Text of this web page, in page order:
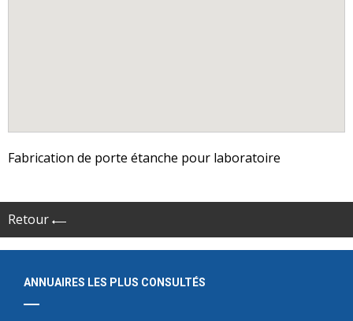
Fabrication de porte étanche pour laboratoire
Retour
ANNUAIRES LES PLUS CONSULTÉS